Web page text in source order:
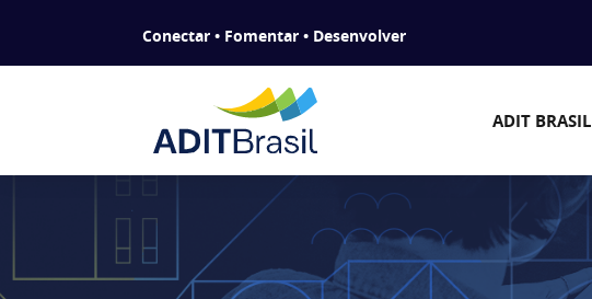
Conectar • Fomentar • Desenvolver
ADIT BRASIL